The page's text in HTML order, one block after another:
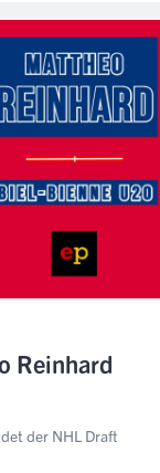
Reinhard
der NHL Draft